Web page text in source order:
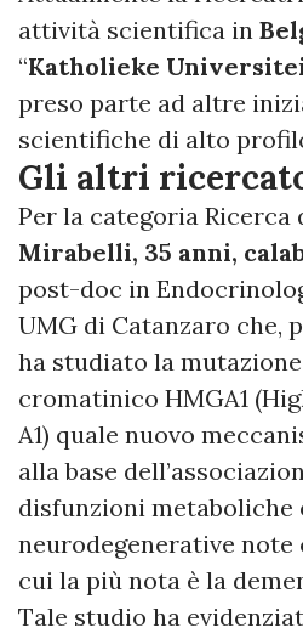
attività scientifica in
“Katholieke
preso parte ad altre
scientifiche di alto
Gli altri
Per la categoria Ricerca
Mirabelli, 35 anni,
post-doc in
UMG di Catanzaro che,
ha studiato la
cromatinico HMGA1
A1) quale nuovo
alla base
disfunzioni metaboliche
neurodegenerative
cui la più nota è la
Tale studio ha